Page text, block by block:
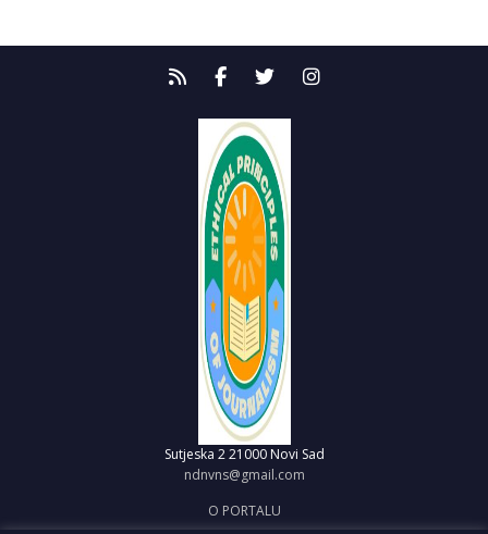
Sutjeska 2 21000 Novi Sad
ndnvns@gmail.com
O PORTALU